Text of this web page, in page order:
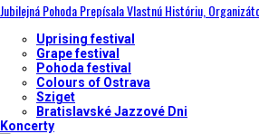
Jubilejná Pohoda Prepísala Vlastnú Históriu,
Uprising festival
Grape festival
Pohoda festival
Colours of Ostrava
Sziget
Bratislavské Jazzové Dni
Koncerty